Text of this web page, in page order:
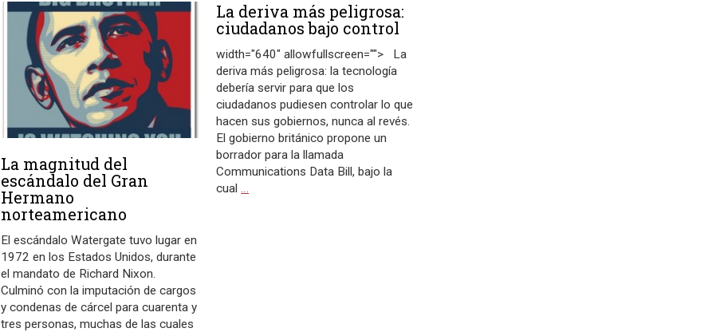
La magnitud del
escándalo del Gran
Hermano
norteamericano
El escándalo Watergate tuvo lugar en
1972 en los Estados Unidos, durante
el mandato de Richard Nixon.
Culminó con la imputación de cargos
y condenas de cárcel para cuarenta y
tres personas, muchas de las cuales
La deriva más peligrosa:
ciudadanos bajo control
width="640" allowfullscreen=""> La
deriva más peligrosa: la tecnología
debería servir para que los
ciudadanos pudiesen controlar lo que
hacen sus gobiernos, nunca al revés.
El gobierno británico propone un
borrador para la llamada
Communications Data Bill, bajo la
cual…